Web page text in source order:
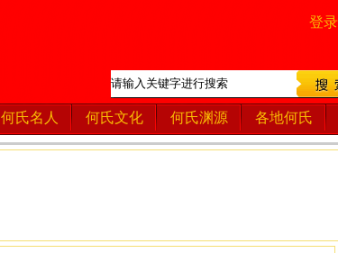
登录
何氏名人 何氏文化 何氏渊源 各地何氏